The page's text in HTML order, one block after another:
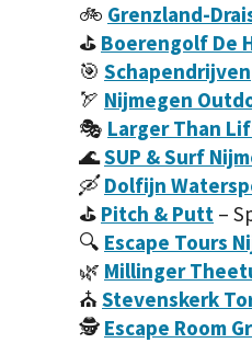
🚲 Grenzland-
⛳ Boerengolf De
🎯 Schapendrijven
🏹 Nijmegen
🎭 Larger Than
🌊SUP & Surf
🛶Dolfijn
⛳ Pitch & Putt –
🔍 Escape Tours
🌿 Millinger
⛪Stevenskerk
🕵️ Escape Room